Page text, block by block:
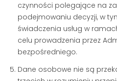
czynności polegające na
podejmowaniu decyzji, w
świadczenia usług w
celu prowadzenia przez
bezpośredniego.
Dane osobowe nie są